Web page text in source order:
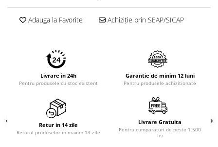
Ultrabookuri
Laptop-uri 2 in 1
Piese si accesorii
Accesorii Printing
PC Gaming
Adauga la Favorite Achiziție prin SEAP/SICAP
Livrare in 24h
Pentru produsele cu stoc existent
Garantie de minim 12 luni
Pentru produsele achizitionate
Retur in 14 zile
Returul produselor in maxim 14 zile
Livrare Gratuita
Pentru cumparaturi de peste 1.500
lei